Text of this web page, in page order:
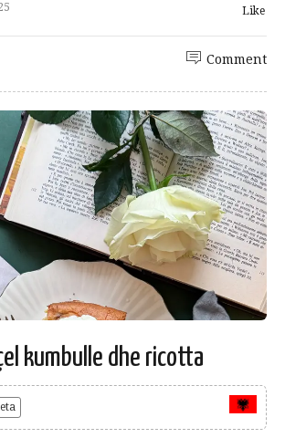
Like
Comment
kumbulle dhe ricotta